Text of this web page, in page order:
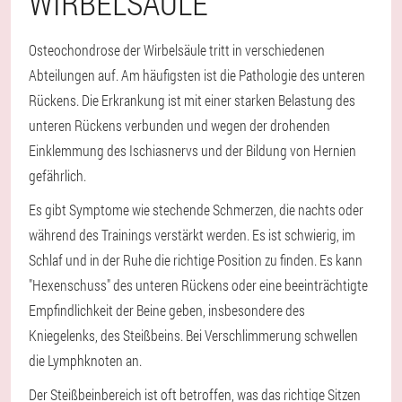
Osteochondrose der Wirbelsäule tritt in verschiedenen
Abteilungen auf. Am häufigsten ist die Pathologie des unteren
Rückens. Die Erkrankung ist mit einer starken Belastung des
unteren Rückens verbunden und wegen der drohenden
Einklemmung des Ischiasnervs und der Bildung von Hernien
gefährlich.
Es gibt Symptome wie stechende Schmerzen, die nachts oder
während des Trainings verstärkt werden. Es ist schwierig, im
Schlaf und in der Ruhe die richtige Position zu finden. Es kann
"Hexenschuss" des unteren Rückens oder eine beeinträchtigte
Empfindlichkeit der Beine geben, insbesondere des
Kniegelenks, des Steißbeins. Bei Verschlimmerung schwellen
die Lymphknoten an.
Der Steißbeinbereich ist oft betroffen, was das richtige Sitzen